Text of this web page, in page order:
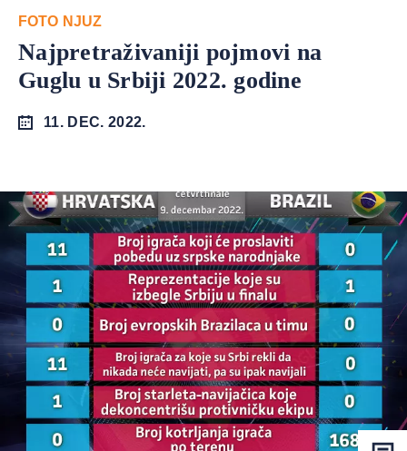
FOTO NJUZ
Najpretraživaniji pojmovi na
Guglu u Srbiji 2022. godine
11. DEC. 2022.